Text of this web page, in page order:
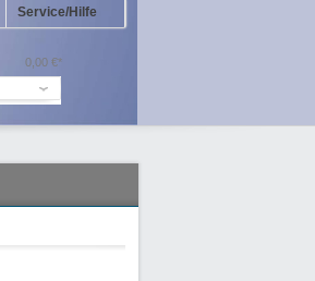
Service/Hilfe
0,00 €*